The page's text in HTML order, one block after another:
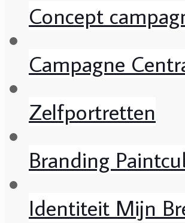
Concept
Campagne
Zelfportretten
Branding
Identiteit Mijn